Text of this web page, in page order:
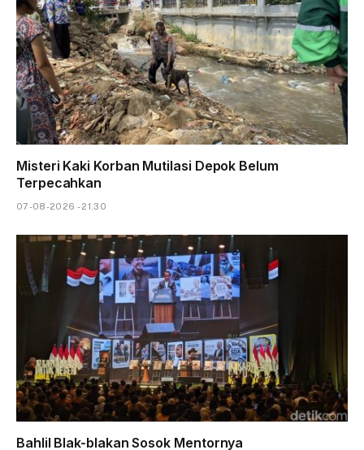
Misteri Kaki Korban Mutilasi Depok Belum
Terpecahkan
07-08-2026 - 21.30
Bahlil Blak-blakan Sosok Mentornya